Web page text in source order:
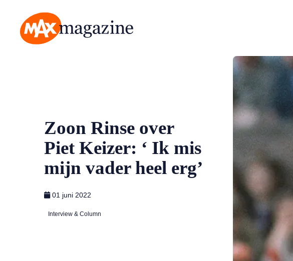
Zoon Rinse over
Piet Keizer: ‘ Ik mis
mijn vader heel erg’
01 juni 2022
Interview & Column